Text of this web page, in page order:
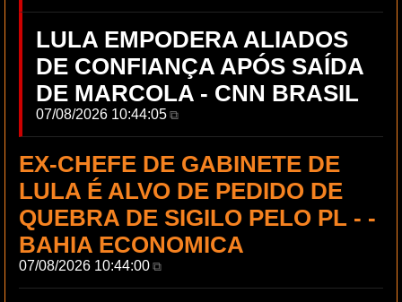
LULA EMPODERA ALIADOS
DE CONFIANÇA APÓS SAÍDA
DE MARCOLA - CNN BRASIL
07/08/2026 10:44:05⧉
EX-CHEFE DE GABINETE DE
LULA É ALVO DE PEDIDO DE
QUEBRA DE SIGILO PELO PL - -
BAHIA ECONOMICA
07/08/2026 10:44:00⧉